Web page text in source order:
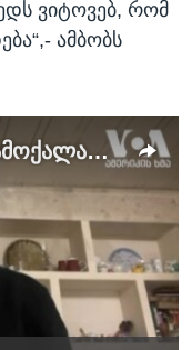
ვიტოვებ, რომ
ამბობს
თამარ მეარაყიშვილი - სამოქალაქო აქტივისტი ახალგორიდან
available